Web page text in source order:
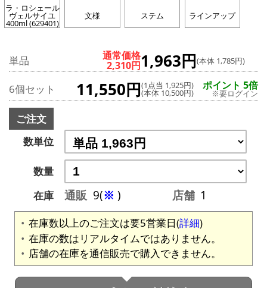
ラ・ロシェール
ヴェルサイユ
400ml (629401)
文様 ステム ラインアップ
単品 通常価格
2,310円1,963円(本体 1,785円)
6個セット 11,550円(1点当 1,925円)
(本体 10,500円)
ポイント 5倍
※要ログイン
ご注文
数単位
数量
在庫
通販 9(※ ) 店舗 1
在庫数以上のご注文は要5営業日(詳細)
在庫の数はリアルタイムではありません。
店舗の在庫を通信販売で購入できません。